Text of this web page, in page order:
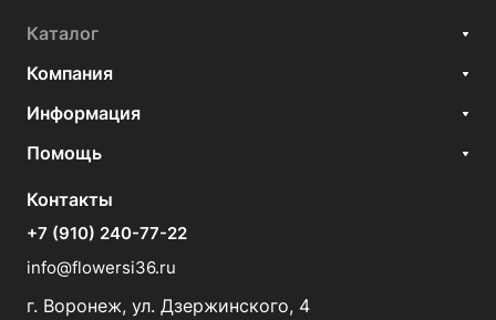
Каталог
Компания
Информация
Помощь
Контакты
+7 (910) 240-77-22
info@flowersi36.ru
г. Воронеж, ул. Дзержинского, 4